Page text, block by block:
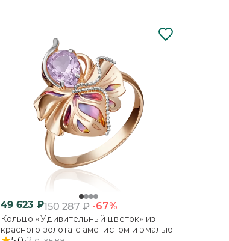
49 623 ₽150 287₽ -67%
Кольцо «Удивительный цветок» из
красного золота с аметистом и эмалью